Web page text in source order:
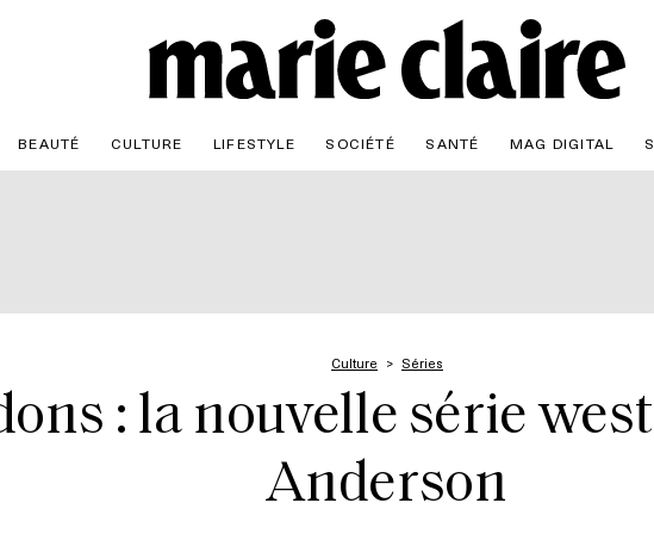
BEAUTÉ CULTURE LIFESTYLE SOCIÉTÉ SANTÉ MAG DIGITAL
Culture Séries
: la nouvelle série
Anderson